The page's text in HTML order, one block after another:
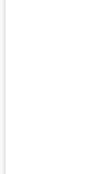
de plats à base de
bercé par le rythme